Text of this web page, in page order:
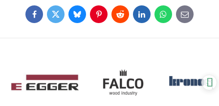
FacebookTwitterBlueskyPinterestReddit LinkedInWhatsApp
E-
mail